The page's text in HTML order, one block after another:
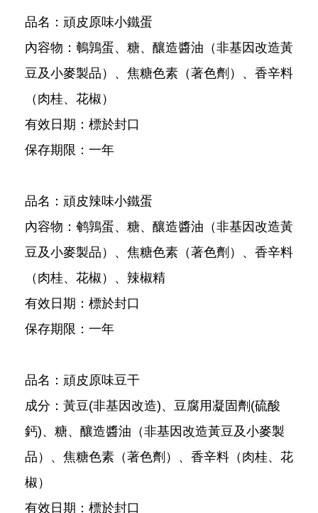
品名：頑皮原味小鐵蛋
內容物：鵪鶉蛋、糖、釀造醬油（非基因改造黃
豆及小麥製品）、焦糖色素（著色劑）、香辛料
（肉桂、花椒）
有效日期：標於封口
保存期限：一年
品名：頑皮辣味小鐵蛋
內容物：鹌鶉蛋、糖、釀造醬油（非基因改造黃
豆及小麥製品）、焦糖色素（著色劑）、香辛料
（肉桂、花椒）、辣椒精
有效日期：標於封口
保存期限：一年
品名：頑皮原味豆干
成分：黃豆(非基因改造)、豆腐用凝固劑(硫酸
鈣)、糖、釀造醬油（非基因改造黃豆及小麥製
品）、焦糖色素（著色劑）、香辛料（肉桂、花
椒）
有效日期：標於封口